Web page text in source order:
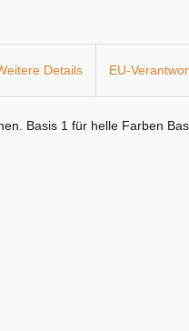
Details EU-
Basis 1 für helle Farben